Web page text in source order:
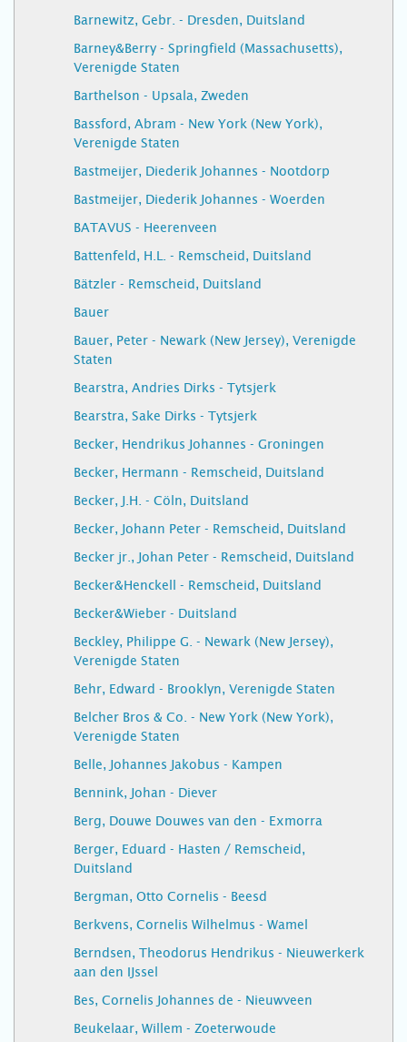
Barnewitz, Gebr. - Dresden, Duitsland
Barney&Berry - Springfield (Massachusetts),
Verenigde Staten
Barthelson - Upsala, Zweden
Bassford, Abram - New York (New York),
Verenigde Staten
Bastmeijer, Diederik Johannes - Nootdorp
Bastmeijer, Diederik Johannes - Woerden
BATAVUS - Heerenveen
Battenfeld, H.L. - Remscheid, Duitsland
Bätzler - Remscheid, Duitsland
Bauer
Bauer, Peter - Newark (New Jersey), Verenigde
Staten
Bearstra, Andries Dirks - Tytsjerk
Bearstra, Sake Dirks - Tytsjerk
Becker, Hendrikus Johannes - Groningen
Becker, Hermann - Remscheid, Duitsland
Becker, J.H. - Cöln, Duitsland
Becker, Johann Peter - Remscheid, Duitsland
Becker jr., Johan Peter - Remscheid, Duitsland
Becker&Henckell - Remscheid, Duitsland
Becker&Wieber - Duitsland
Beckley, Philippe G. - Newark (New Jersey),
Verenigde Staten
Behr, Edward - Brooklyn, Verenigde Staten
Belcher Bros & Co. - New York (New York),
Verenigde Staten
Belle, Johannes Jakobus - Kampen
Bennink, Johan - Diever
Berg, Douwe Douwes van den - Exmorra
Berger, Eduard - Hasten / Remscheid,
Duitsland
Bergman, Otto Cornelis - Beesd
Berkvens, Cornelis Wilhelmus - Wamel
Berndsen, Theodorus Hendrikus - Nieuwerkerk
aan den IJssel
Bes, Cornelis Johannes de - Nieuwveen
Beukelaar, Willem - Zoeterwoude